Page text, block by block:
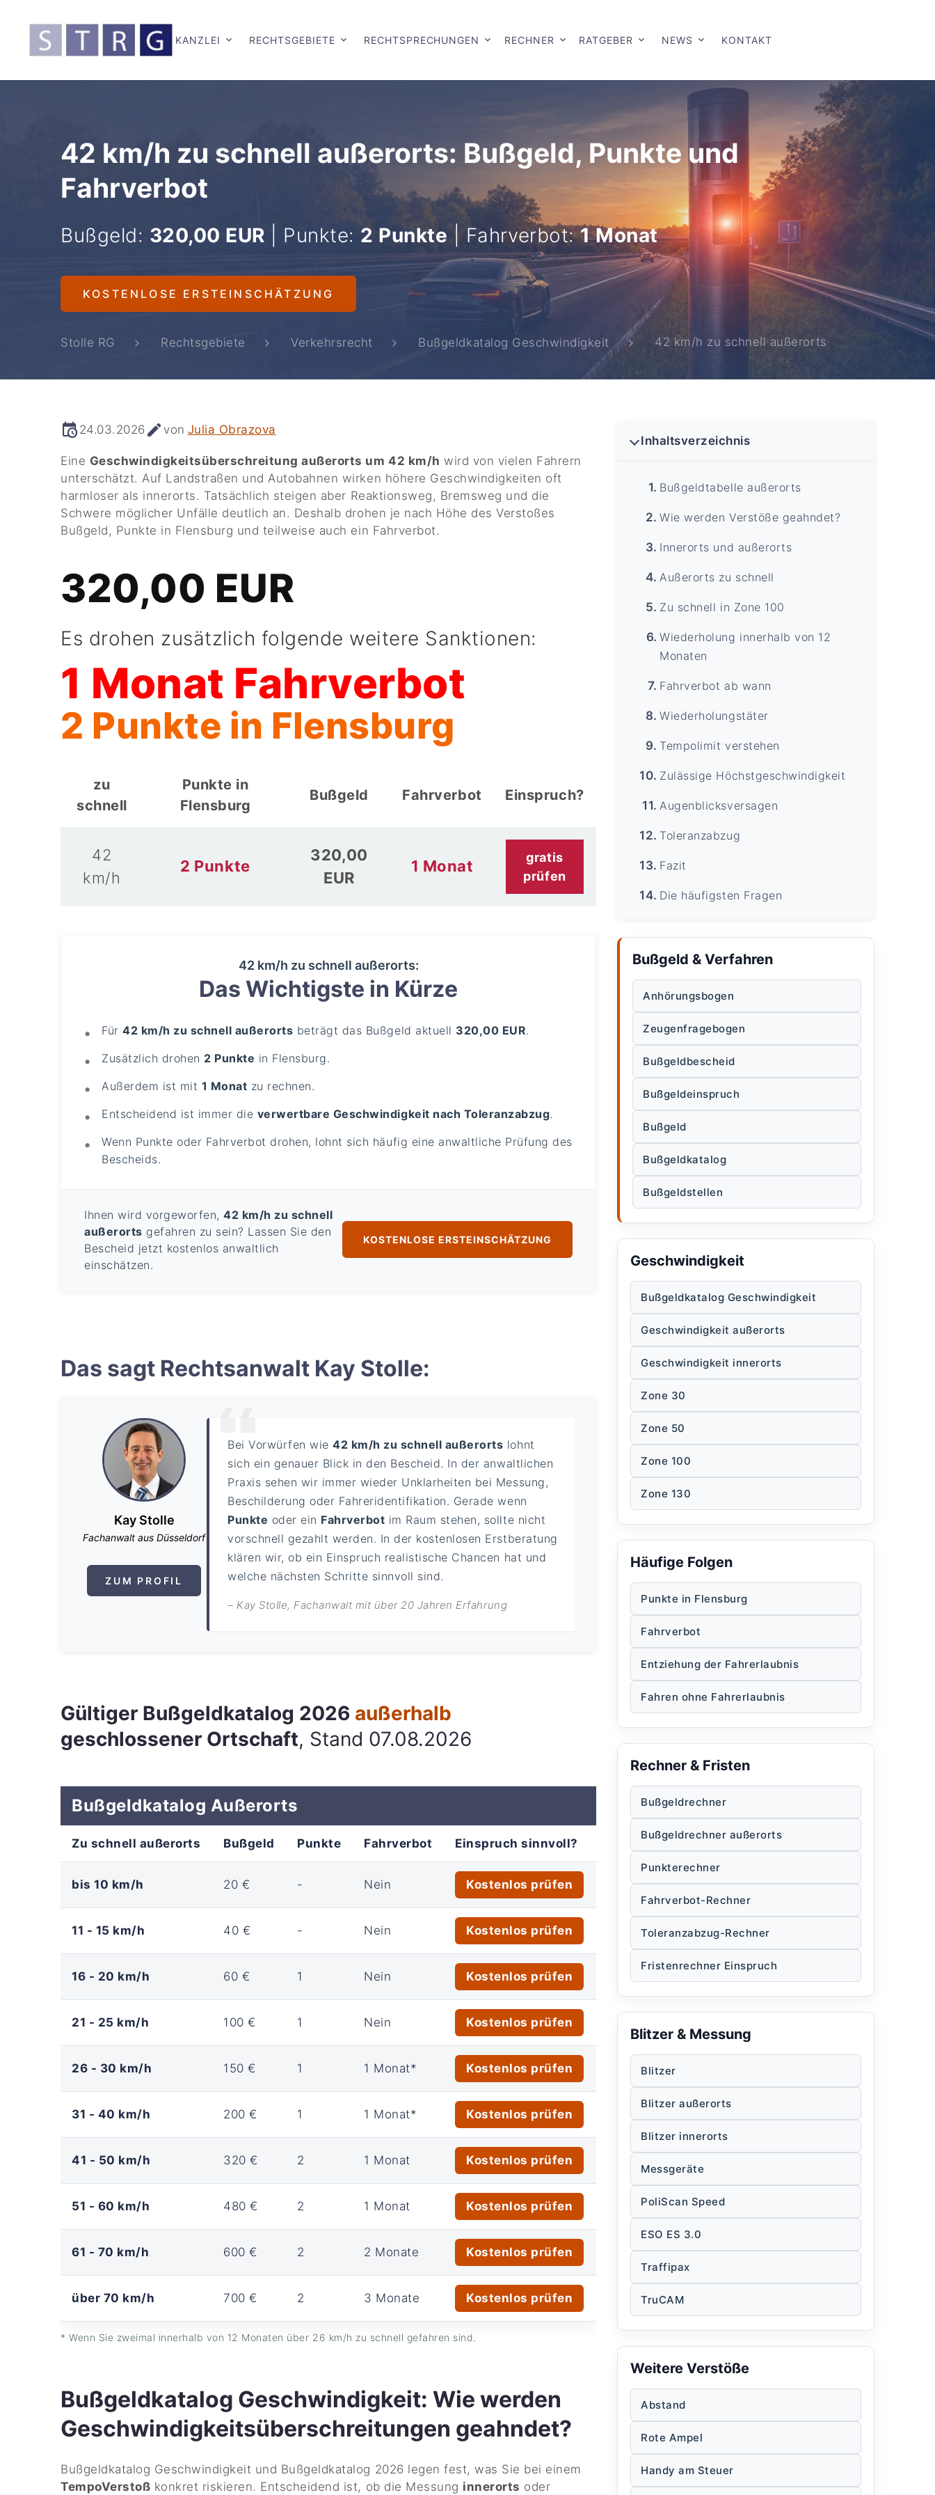
KANZLEI RECHTSGEBIETE RECHTSPRECHUNGEN RECHNER RATGEBER NEWS KONTAKT
42 km/h zu schnell außerorts: Bußgeld, Punkte und
Fahrverbot
Bußgeld: 320,00 EUR | Punkte: 2 Punkte| Fahrverbot:1 Monat
KOSTENLOSE ERSTEINSCHÄTZUNG
Stolle RG Rechtsgebiete Verkehrsrecht Bußgeldkatalog Geschwindigkeit 42 km/h zu schnell außerorts
24.03.2026 von Julia Obrazova
Eine Geschwindigkeitsüberschreitung außerorts um 42 km/h wird von vielen Fahrern
unterschätzt. Auf Landstraßen und Autobahnen wirken höhere Geschwindigkeiten oft
harmloser als innerorts. Tatsächlich steigen aber Reaktionsweg, Bremsweg und die
Schwere möglicher Unfälle deutlich an. Deshalb drohen je nach Höhe des Verstoßes
Bußgeld, Punkte in Flensburg und teilweise auch ein Fahrverbot.
320,00 EUR
Es drohen zusätzlich folgende weitere Sanktionen:
1 Monat Fahrverbot
2 Punkte in Flensburg
zu
schnell
Punkte in
Flensburg
Bußgeld Fahrverbot Einspruch?
42
km/h
2 Punkte
320,00
EUR
1 Monat
gratis
prüfen
42 km/h zu schnell außerorts:
Das Wichtigste in Kürze
Für42 km/h zu schnell außerorts beträgt das Bußgeld aktuell 320,00 EUR.
Zusätzlich drohen 2 Punkte in Flensburg.
Außerdem ist mit 1 Monat zu rechnen.
Entscheidend ist immer die verwertbare Geschwindigkeit nach Toleranzabzug.
Wenn Punkte oder Fahrverbot drohen, lohnt sich häufig eine anwaltliche Prüfung des
Bescheids.
Ihnen wird vorgeworfen,42 km/h zu schnell
außerorts gefahren zu sein? Lassen Sie den
Bescheid jetzt kostenlos anwaltlich
einschätzen.
KOSTENLOSE ERSTEINSCHÄTZUNG
Das sagt Rechtsanwalt Kay Stolle:
Kay Stolle
Fachanwalt aus Düsseldorf
ZUM PROFIL
Bei Vorwürfen wie42 km/h zu schnell außerorts lohnt
sich ein genauer Blick in den Bescheid. In der anwaltlichen
Praxis sehen wir immer wieder Unklarheiten bei Messung,
Beschilderung oder Fahreridentifikation. Gerade wenn
Punkte oder ein Fahrverbot im Raum stehen, sollte nicht
vorschnell gezahlt werden. In der kostenlosen Erstberatung
klären wir, ob ein Einspruch realistische Chancen hat und
welche nächsten Schritte sinnvoll sind.
– Kay Stolle, Fachanwalt mit über 20 Jahren Erfahrung
Gültiger Bußgeldkatalog 2026 außerhalb
geschlossener Ortschaft, Stand 07.08.2026
Bußgeldkatalog Außerorts
Zu schnell außerorts Bußgeld Punkte Fahrverbot Einspruch sinnvoll?
bis 10 km/h 20 € - Nein Kostenlos prüfen
11 - 15 km/h 40 € - Nein Kostenlos prüfen
16 - 20 km/h 60 € 1 Nein Kostenlos prüfen
21 - 25 km/h 100 € 1 Nein Kostenlos prüfen
26 - 30 km/h 150 € 1 1 Monat* Kostenlos prüfen
31 - 40 km/h 200 € 1 1 Monat* Kostenlos prüfen
41 - 50 km/h 320 € 2 1 Monat Kostenlos prüfen
51 - 60 km/h 480 € 2 1 Monat Kostenlos prüfen
61 - 70 km/h 600 € 2 2 Monate Kostenlos prüfen
über 70 km/h 700 € 2 3 Monate Kostenlos prüfen
* Wenn Sie zweimal innerhalb von 12 Monaten über 26 km/h zu schnell gefahren sind.
Bußgeldkatalog Geschwindigkeit: Wie werden
Geschwindigkeitsüberschreitungen geahndet?
Bußgeldkatalog Geschwindigkeit und Bußgeldkatalog 2026 legen fest, was Sie bei einem
TempoVerstoß konkret riskieren. Entscheidend ist, ob die Messung innerorts oder
Inhaltsverzeichnis
Bußgeldtabelle außerorts
Wie werden Verstöße geahndet?
Innerorts und außerorts
Außerorts zu schnell
Zu schnell in Zone 100
Wiederholung innerhalb von 12
Monaten
Fahrverbot ab wann
Wiederholungstäter
Tempolimit verstehen
Zulässige Höchstgeschwindigkeit
Augenblicksversagen
Toleranzabzug
Fazit
Die häufigsten Fragen
Bußgeld & Verfahren
Anhörungsbogen
Zeugenfragebogen
Bußgeldbescheid
Bußgeldeinspruch
Bußgeld
Bußgeldkatalog
Bußgeldstellen
Geschwindigkeit
Bußgeldkatalog Geschwindigkeit
Geschwindigkeit außerorts
Geschwindigkeit innerorts
Zone 30
Zone 50
Zone 100
Zone 130
Häufige Folgen
Punkte in Flensburg
Fahrverbot
Entziehung der Fahrerlaubnis
Fahren ohne Fahrerlaubnis
Rechner & Fristen
Bußgeldrechner
Bußgeldrechner außerorts
Punkterechner
Fahrverbot-Rechner
Toleranzabzug-Rechner
Fristenrechner Einspruch
Blitzer & Messung
Blitzer
Blitzer außerorts
Blitzer innerorts
Messgeräte
PoliScan Speed
ESO ES 3.0
Traffipax
TruCAM
Weitere Verstöße
Abstand
Rote Ampel
Handy am Steuer